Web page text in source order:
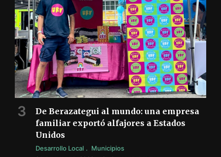
De Berazategui al mundo: una empresa
familiar exportó alfajores a Estados
Unidos
Desarrollo Local Municipios